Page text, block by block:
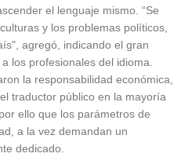
el lenguaje mismo. “Se
y los problemas políticos,
agregó, indicando el gran
los profesionales del idioma.
la responsabilidad económica,
traductor público en la mayoría
ello que los parámetros de
a la vez demandan un
dedicado.